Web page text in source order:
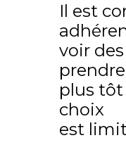
Il est
voir
plus tôt
choix
est